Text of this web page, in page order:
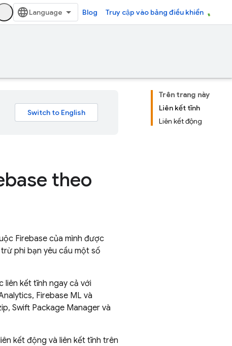
Blog Truy cập vào bảng điều khiển
Trên trang này
Liên kết tĩnh
Liên kết động
theo
Firebase của mình được
phi bạn yêu cầu một số
kết tĩnh ngay cả với
, Firebase ML và
Swift Package Manager và
kết động và liên kết tĩnh trên